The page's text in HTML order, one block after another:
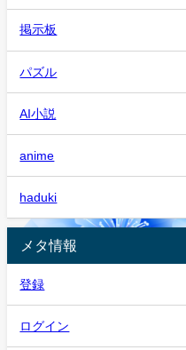
掲示板
パズル
AI小説
anime
haduki
メタ情報
登録
ログイン